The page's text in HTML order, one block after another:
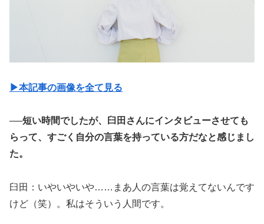
▶︎本記事の画像を全て見る
──短い時間でしたが、臼田さんにインタビューさせても
らって、すごく自分の言葉を持っている方だなと感じまし
た。
臼田：いやいやいや……まあ人の言葉は覚えてないんです
けど（笑）。私はそういう人間です。